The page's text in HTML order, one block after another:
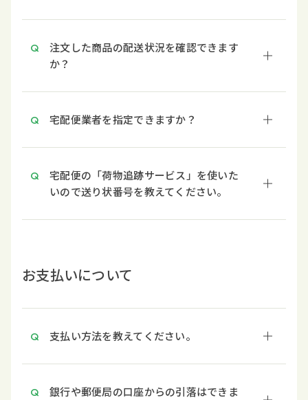
注文した商品の配送状況を確認できます
か？
宅配便業者を指定できますか？
宅配便の「荷物追跡サービス」を使いた
いので送り状番号を教えてください。
お支払いについて
支払い方法を教えてください。
銀行や郵便局の口座からの引落はできま